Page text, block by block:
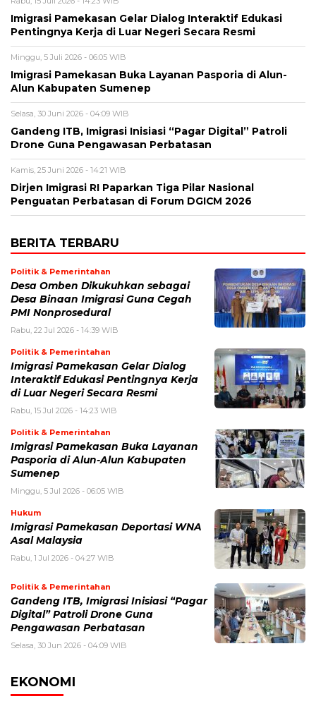
Imigrasi Pamekasan Gelar Dialog Interaktif Edukasi
Pentingnya Kerja di Luar Negeri Secara Resmi
Minggu, 5 Juli 2026 - 06:05 WIB
Imigrasi Pamekasan Buka Layanan Pasporia di Alun-
Alun Kabupaten Sumenep
Selasa, 30 Juni 2026 - 04:09 WIB
Gandeng ITB, Imigrasi Inisiasi “Pagar Digital” Patroli
Drone Guna Pengawasan Perbatasan
Kamis, 25 Juni 2026 - 14:21 WIB
Dirjen Imigrasi RI Paparkan Tiga Pilar Nasional
Penguatan Perbatasan di Forum DGICM 2026
BERITA TERBARU
Politik & Pemerintahan
Desa Omben Dikukuhkan sebagai
Desa Binaan Imigrasi Guna Cegah
PMI Nonprosedural
Rabu, 22 Jul 2026 - 14:39 WIB
Politik & Pemerintahan
Imigrasi Pamekasan Gelar Dialog
Interaktif Edukasi Pentingnya Kerja
di Luar Negeri Secara Resmi
Rabu, 15 Jul 2026 - 14:23 WIB
Politik & Pemerintahan
Imigrasi Pamekasan Buka Layanan
Pasporia di Alun-Alun Kabupaten
Sumenep
Minggu, 5 Jul 2026 - 06:05 WIB
Hukum
Imigrasi Pamekasan Deportasi WNA
Asal Malaysia
Rabu, 1 Jul 2026 - 04:27 WIB
Politik & Pemerintahan
Gandeng ITB, Imigrasi Inisiasi “Pagar
Digital” Patroli Drone Guna
Pengawasan Perbatasan
Selasa, 30 Jun 2026 - 04:09 WIB
EKONOMI